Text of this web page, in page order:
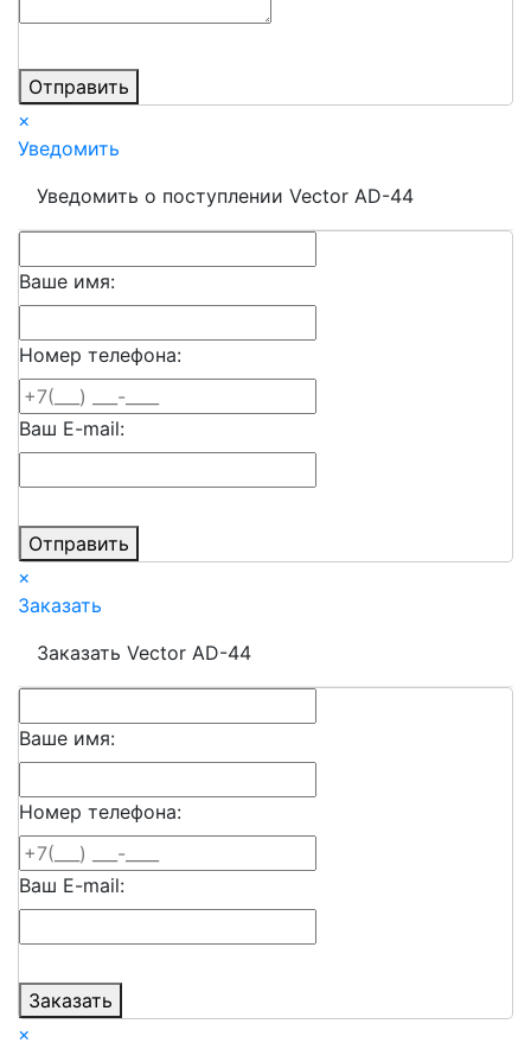
Отправить
×
Уведомить
Уведомить о поступлении Vector AD-44
Ваше имя:
Номер телефона:
Ваш E-mail:
Отправить
×
Заказать
Заказать Vector AD-44
Ваше имя:
Номер телефона:
Ваш E-mail:
Заказать
×